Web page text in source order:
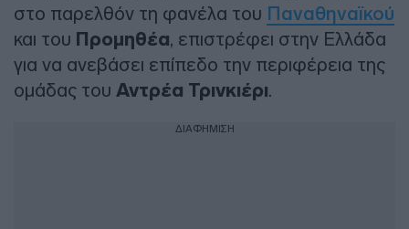
στο παρελθόν τη φανέλα του Παναθηναϊκού
και του Προμηθέα, επιστρέφει στην Ελλάδα
για να ανεβάσει επίπεδο την περιφέρεια της
ομάδας του Αντρέα Τρινκιέρι.
ΔΙΑΦΗΜΙΣΗ